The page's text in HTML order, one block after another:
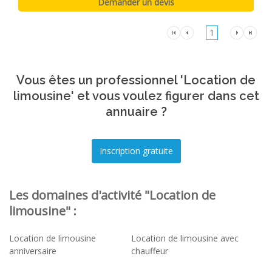
1
Vous êtes un professionnel 'Location de
limousine' et vous voulez figurer dans cet
annuaire ?
Les domaines d'activité "Location de
limousine" :
Location de limousine
anniversaire
Location de limousine avec
chauffeur